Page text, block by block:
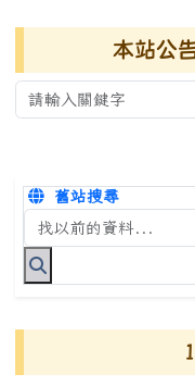
本站公
舊站搜尋
搜尋台南市永康國小